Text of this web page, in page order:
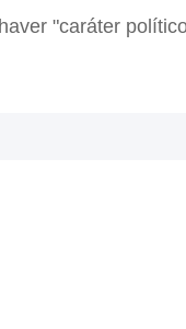
"caráter